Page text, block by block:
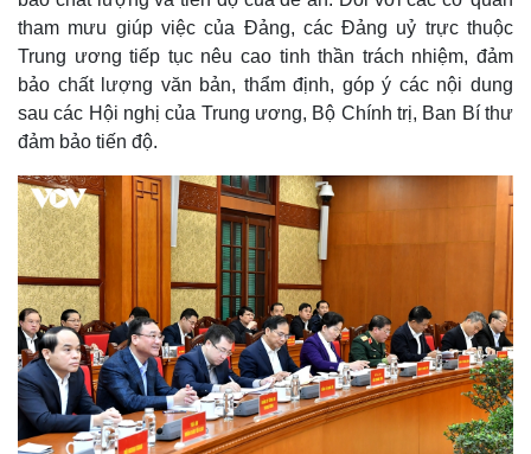
Kinh tế
Bất động sản
Khởi nghiệp
Thị trường
Giá vàng
Tiêu dùng
Tỷ giá
Chứng khoán
Giá cà phê
tham mưu giúp việc của Đảng, các Đảng uỷ trực thuộc
Trung ương tiếp tục nêu cao tinh thần trách nhiệm, đảm
bảo chất lượng văn bản, thẩm định, góp ý các nội dung
sau các Hội nghị của Trung ương, Bộ Chính trị, Ban Bí thư
đảm bảo tiến độ.